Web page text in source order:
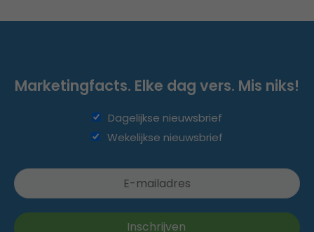
Marketingfacts. Elke dag vers. Mis niks!
Dagelijkse nieuwsbrief
Wekelijkse nieuwsbrief